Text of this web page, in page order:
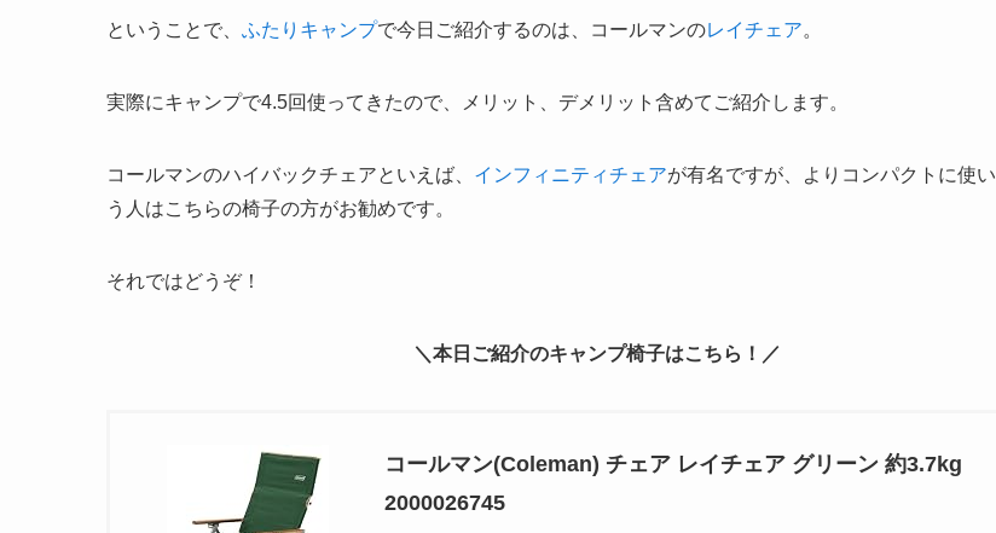
ということで、 ふたりキャンプで今日ご紹介するのは、コールマンのレイチェア。
実際にキャンプで4.5回使ってきたので、メリット、デメリット含めてご紹介します。
コールマンのハイバックチェアといえば、 インフィニティチェアが有名ですが、よりコンパクトに使
う人はこちらの椅子の方がお勧めです。
それではどうぞ！
＼本日ご紹介のキャンプ椅子はこちら！／
コールマン(Coleman) チェア レイチェア グリーン 約3.7kg
2000026745